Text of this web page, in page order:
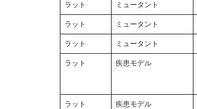
ラット ミュータント
ラット ミュータント
ラット ミュータント
ラット 疾患モデル
ラット 疾患モデル